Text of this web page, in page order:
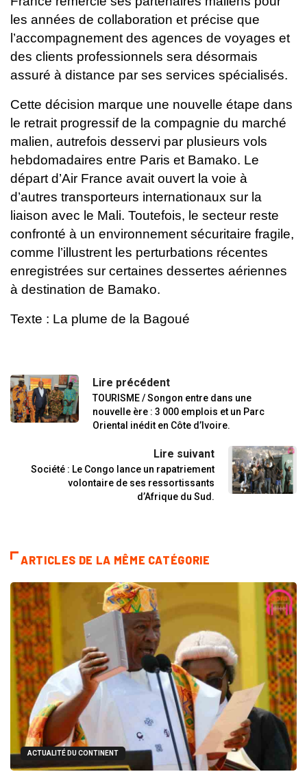
les années de collaboration et précise que
l’accompagnement des agences de voyages et
des clients professionnels sera désormais
assuré à distance par ses services spécialisés.
Cette décision marque une nouvelle étape dans
le retrait progressif de la compagnie du marché
malien, autrefois desservi par plusieurs vols
hebdomadaires entre Paris et Bamako. Le
départ d’Air France avait ouvert la voie à
d’autres transporteurs internationaux sur la
liaison avec le Mali. Toutefois, le secteur reste
confronté à un environnement sécuritaire fragile,
comme l’illustrent les perturbations récentes
enregistrées sur certaines dessertes aériennes
à destination de Bamako.
Texte : La plume de la Bagoué
Lire précédent
TOURISME / Songon entre dans une
nouvelle ère : 3 000 emplois et un Parc
Oriental inédit en Côte d’Ivoire.
Lire suivant
Société : Le Congo lance un rapatriement
volontaire de ses ressortissants
d’Afrique du Sud.
ARTICLES DE LA MÊME CATÉGORIE
ACTUALITÉ DU CONTINENT